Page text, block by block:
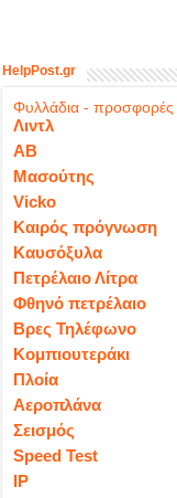
HelpPost.gr
Φυλλάδια - προσφορές
Λιντλ
ΑΒ
Μασούτης
Vicko
Καιρός πρόγνωση
Καυσόξυλα
Πετρέλαιο Λίτρα
Φθηνό πετρέλαιο
Βρες Τηλέφωνο
Κομπιουτεράκι
Πλοία
Αεροπλάνα
Σεισμός
Speed Test
IP